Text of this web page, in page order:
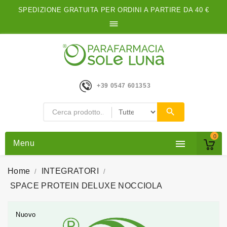
SPEDIZIONE GRATUITA PER ORDINI A PARTIRE DA 40 €

0
+39 0547 601353

Menu
Home
INTEGRATORI
SPACE PROTEIN DELUXE NOCCIOLA
Nuovo